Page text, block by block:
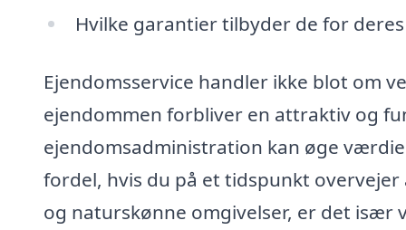
Hvilke garantier tilbyder de for
Ejendomsservice handler ikke blot om
ejendommen forbliver en attraktiv og
ejendomsadministration kan øge
fordel, hvis du på et tidspunkt
og naturskønne omgivelser, er det